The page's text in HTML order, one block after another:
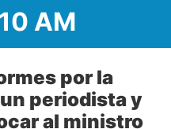
AM
por la
periodista y
al ministro